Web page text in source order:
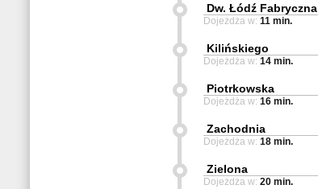
Dw. Łódź Fabryczna
Dojeżdża w: 11 min.
Kilińskiego
Dojeżdża w: 14 min.
Piotrkowska
Dojeżdża w: 16 min.
Zachodnia
Dojeżdża w: 18 min.
Zielona
Dojeżdża w: 20 min.